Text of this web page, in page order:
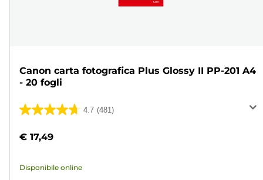
Canon carta fotografica Plus Glossy II PP-201 A4
- 20 fogli
4.7 (481)
4.7
5
481
€ 17,49
Disponibile online